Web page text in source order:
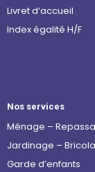
Livret d’accueil
Index égalité H/F
Nos services
Ménage –
Jardinage –
Garde d’enfants